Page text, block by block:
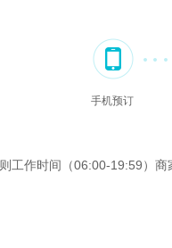
手机预订
作时间（06:00-19:59）